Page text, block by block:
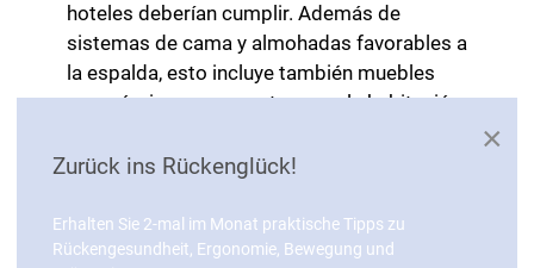
hoteles deberían cumplir. Además de
sistemas de cama y almohadas favorables a
la espalda, esto incluye también muebles
ergonómicos para sentarse en la habitación
También se recomiendan las bicicletas
favorables a la espalda en las salas de
seminarios. Siempre que sea posible, hay
×
Zurück ins Rückenglück!
Erhalten Sie 2-mal im Monat praktische Tipps zu
Rückengesundheit, Ergonomie, Bewegung und